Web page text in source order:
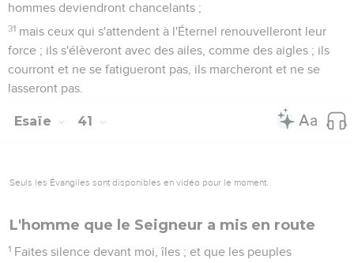
hommes deviendront chancelants ;
31 mais ceux qui s'attendent à l'Éternel renouvelleront leur
force ; ils s'élèveront avec des ailes, comme des aigles ; ils
courront et ne se fatigueront pas, ils marcheront et ne se
lasseront pas.
Esaïe 41
Seuls les Évangiles sont disponibles en vidéo pour le moment.
L'homme que le Seigneur a mis en route
1 Faites silence devant moi, îles ; et que les peuples